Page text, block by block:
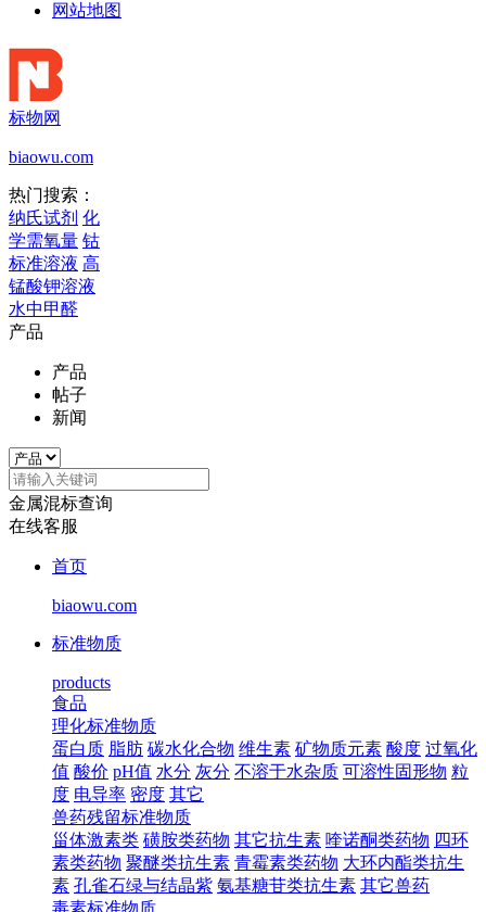
网站地图
标物网
biaowu.com
热门搜索：
纳氏试剂 化
学需氧量 钴
标准溶液 高
锰酸钾溶液
水中甲醛
产品
产品
帖子
新闻
金属混标查询
在线客服
首页
biaowu.com
标准物质
products
食品
理化标准物质
蛋白质 脂肪 碳水化合物 维生素 矿物质元素 酸度 过氧化
值 酸价 pH值 水分 灰分 不溶于水杂质 可溶性固形物 粒
度 电导率 密度 其它
兽药残留标准物质
甾体激素类 磺胺类药物 其它抗生素 喹诺酮类药物 四环
素类药物 聚醚类抗生素 青霉素类药物 大环内酯类抗生
素 孔雀石绿与结晶紫 氨基糖苷类抗生素 其它兽药
毒素标准物质